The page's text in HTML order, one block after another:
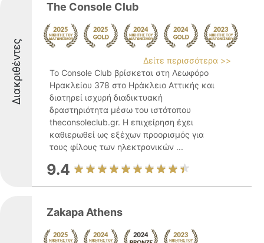
Διακριθέντες
The Console Club
Δείτε περισσότερα >>
Το Console Club βρίσκεται στη Λεωφόρο
Ηρακλείου 378 στο Ηράκλειο Αττικής και
διατηρεί ισχυρή διαδικτυακή
δραστηριότητα μέσω του ιστότοπου
theconsoleclub.gr. Η επιχείρηση έχει
καθιερωθεί ως εξέχων προορισμός για
τους φίλους των ηλεκτρονικών ...
9.4
Zakapa Athens